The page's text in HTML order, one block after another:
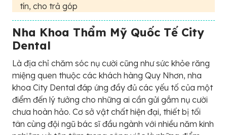
tín, cho trả góp
Nha Khoa Thẩm Mỹ Quốc Tế City
Dental
Là địa chỉ chăm sóc nụ cười cũng như sức khỏe răng
miệng quen thuộc các khách hàng Quy Nhơn, nha
khoa City Dental đáp ứng đầy đủ các yếu tố của một
điểm đến lý tưởng cho những ai cần gửi gắm nụ cười
chưa hoàn hảo. Cơ sở vật chất hiện đại, thiết bị tối
tân cùng đội ngũ bác sĩ đầu ngành với nhiều năm kinh